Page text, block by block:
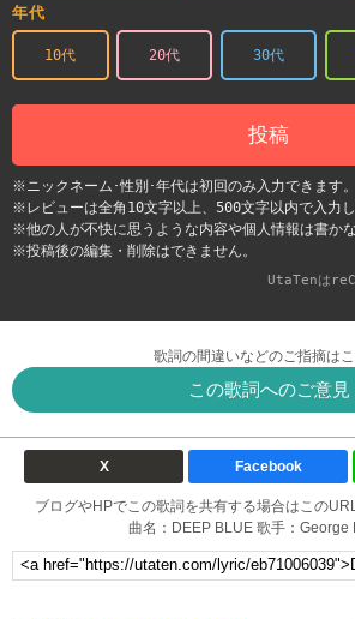
年代
10代 20代 30代
投稿
※ニックネーム･性別･年代は初回のみ入力できます。
※レビューは全角10文字以上、500文字以内で入力し
※他の人が不快に思うような内容や個人情報は書かな
※投稿後の編集・削除はできません。
UtaTenは
歌詞の間違いなどのご指摘は
この歌詞へのご意見
X Facebook
ブログやHPでこの歌詞を共有する場合はこの
曲名：DEEP BLUE 歌手：George